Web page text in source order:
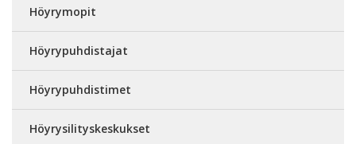
Höyrymopit
Höyrypuhdistajat
Höyrypuhdistimet
Höyrysilityskeskukset